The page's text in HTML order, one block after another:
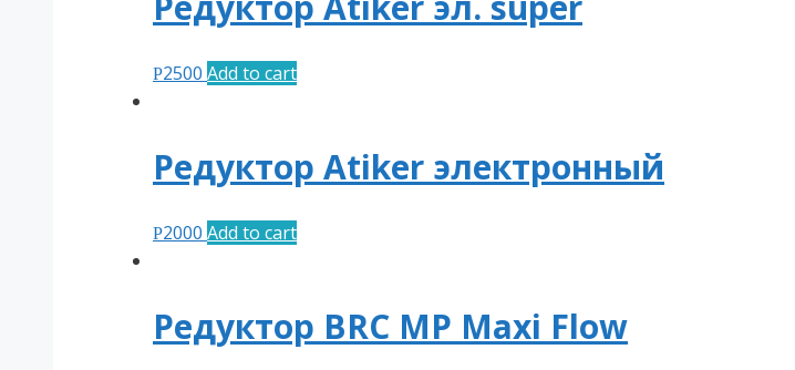
Р2500 Add to cart
Редуктор Atiker электронный
Р2000 Add to cart
Редуктор BRC MP Maxi Flow